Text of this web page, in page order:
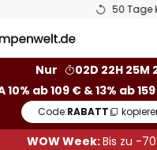
50 Tage kostenlose
Nur
02D 22H 25M
10% ab 109 € & 13% ab
Code:RABATT
WOW Week:Bis zu -
Extra-Rabatt
10% Rabattab
13% Rabattab
auf fast alles*